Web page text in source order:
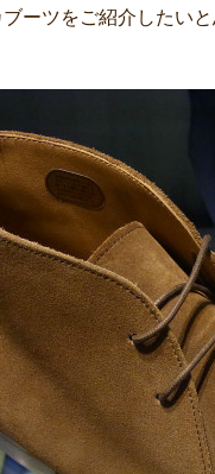
ーツをご紹介したいと